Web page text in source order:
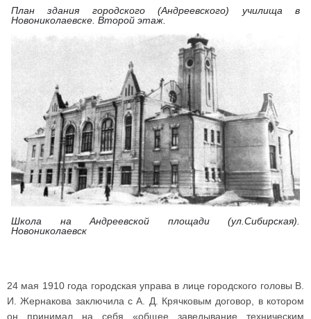
План здания городского (Андреевского) училища в
Новониколаевске. Второй этаж.
Школа на Андреевской площади (ул.Сибирская).
Новониколаевск
24 мая 1910 года городская управа в лице городского головы В.
И. Жернакова заключила с А. Д. Крячковым договор, в котором
он принимал на себя «общее заведывание техническим